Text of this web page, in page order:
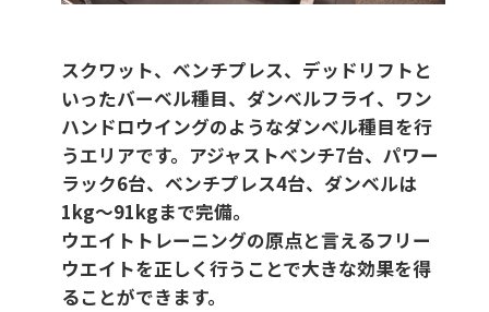
スクワット、ベンチプレス、デッドリフトと
いったバーベル種目、ダンベルフライ、ワン
ハンドロウイングのようなダンベル種目を行
うエリアです。アジャストベンチ7台、パワー
ラック6台、ベンチプレス4台、ダンベルは
1kg～91kgまで完備。
ウエイトトレーニングの原点と言えるフリー
ウエイトを正しく行うことで大きな効果を得
ることができます。